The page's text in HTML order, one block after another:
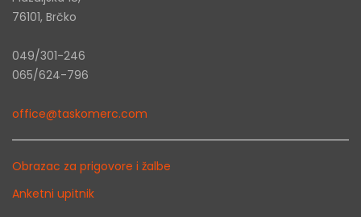
76101, Brčko
049/301-246
065/624-796
office@taskomerc.com
Obrazac za prigovore i žalbe
Anketni upitnik